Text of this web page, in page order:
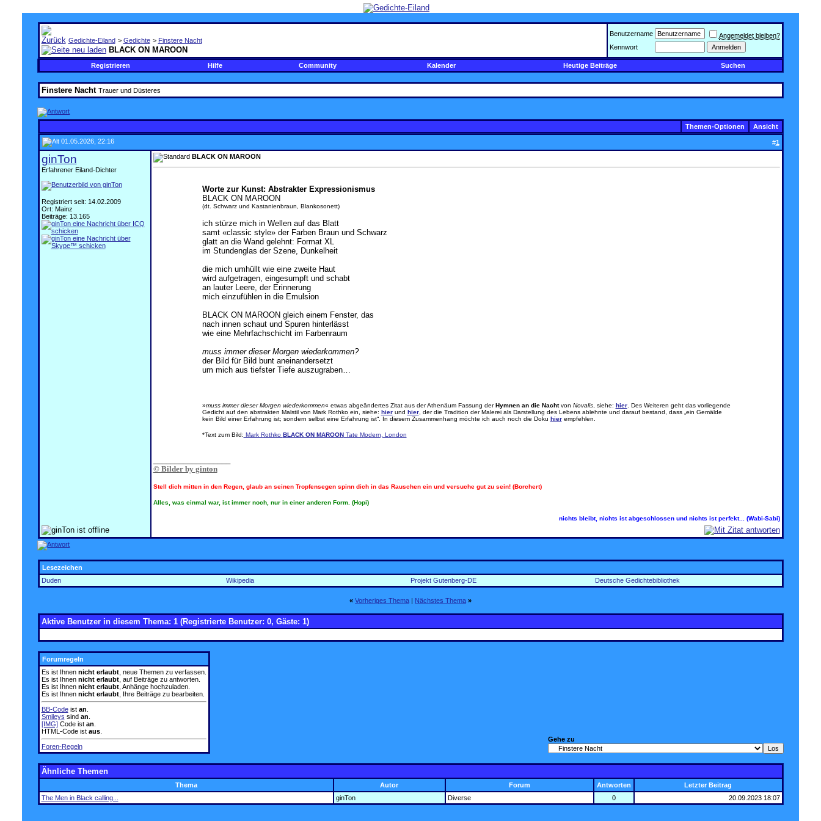
Gedichte-Eiland > Gedichte > Finstere Nacht
BLACK ON MAROON
Benutzername
Angemeldet bleiben?
Kennwort
Registrieren Hilfe Community Kalender Heutige Beiträge Suchen
Finstere Nacht Trauer und Düsteres
Themen-Optionen
Ansicht
01.05.2026, 22:16
#1
ginTon
Erfahrener Eiland-Dichter
Registriert seit: 14.02.2009
Ort: Mainz
Beiträge: 13.165
BLACK ON MAROON
Worte zur Kunst: Abstrakter Expressionismus
BLACK ON MAROON
(dt. Schwarz und Kastanienbraun, Blankosonett)
ich stürze mich in Wellen auf das Blatt
samt «classic style» der Farben Braun und Schwarz
glatt an die Wand gelehnt: Format XL
im Stundenglas der Szene, Dunkelheit
die mich umhüllt wie eine zweite Haut
wird aufgetragen, eingesumpft und schabt
an lauter Leere, der Erinnerung
mich einzufühlen in die Emulsion
BLACK ON MAROON gleich einem Fenster, das
nach innen schaut und Spuren hinterlässt
wie eine Mehrfachschicht im Farbenraum
muss immer dieser Morgen wiederkommen?
der Bild für Bild bunt aneinandersetzt
um mich aus tiefster Tiefe auszugraben…
»muss immer dieser Morgen wiederkommen« etwas abgeändertes Zitat aus der Athenäum Fassung derHymnen an die Nachtvon Novalis, siehe: hier. Des Weiteren geht das vorliegende
Gedicht auf den abstrakten Malstil von Mark Rothko ein, siehe: hierund hier, der die Tradition der Malerei als Darstellung des Lebens ablehnte und darauf bestand, dass „ein Gemälde
kein Bild einer Erfahrung ist; sondern selbst eine Erfahrung ist“. In diesem Zusammenhang möchte ich auch noch die Doku hierempfehlen.
*Text zum Bild: Mark Rothko BLACK ON MAROONTate Modern, London
© Bilder by ginton
Stell dich mitten in den Regen, glaub an seinen Tropfensegen spinn dich in das Rauschen ein und versuche gut zu sein! (Borchert)
Alles, was einmal war, ist immer noch, nur in einer anderen Form. (Hopi)
nichts bleibt, nichts ist abgeschlossen und nichts ist perfekt... (Wabi-Sabi)
Lesezeichen
Duden
Wikipedia Projekt Gutenberg-DE Deutsche Gedichtebibliothek
« Vorheriges Thema | Nächstes Thema »
Aktive Benutzer in diesem Thema: 1 (Registrierte Benutzer: 0, Gäste: 1)
Forumregeln
Es ist Ihnen nicht erlaubt, neue Themen zu verfassen.
Es ist Ihnen nicht erlaubt, auf Beiträge zu antworten.
Es ist Ihnen nicht erlaubt, Anhänge hochzuladen.
Es ist Ihnen nicht erlaubt, Ihre Beiträge zu bearbeiten.
BB-Codeist an
Smileys sind an
[IMG]Code ist an
HTML-Code ist aus.
Foren-Regeln
Gehe zu
Ähnliche Themen
Thema Autor Forum Antworten
Letzter Beitrag
The Men in Black calling...
ginTon Diverse 0 20.09.2023 18:07